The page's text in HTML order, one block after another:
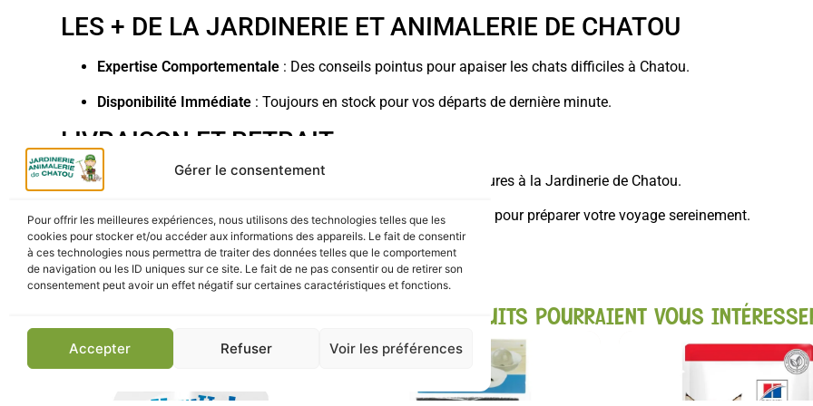
Gérer le consentement
Pour offrir les meilleures expériences, nous utilisons des technologies telles que les
cookies pour stocker et/ou accéder aux informations des appareils. Le fait de consentir
à ces technologies nous permettra de traiter des données telles que le comportement
de navigation ou les ID uniques sur ce site. Le fait de ne pas consentir ou de retirer son
consentement peut avoir un effet négatif sur certaines caractéristiques et fonctions.
Accepter Refuser Voir les préférences
LES + DE LA JARDINERIE ET ANIMALERIE DE CHATOU
Expertise Comportementale : Des conseils pointus pour apaiser les chats difficiles à Chatou.
Disponibilité Immédiate : Toujours en stock pour vos départs de dernière minute.
LIVRAISON ET RETRAIT
Retrait Click & Collect: Récupérez votre Feliway 20ml en 2 heures à la Jardinerie de Chatou.
Livraison Rapide: Recevez votre spray directement chez vous pour préparer votre voyage sereinement.
CES PRODUITS POURRAIENT VOUS